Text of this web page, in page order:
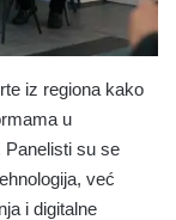
iz regiona kako
u
Panelisti su se
već
i digitalne